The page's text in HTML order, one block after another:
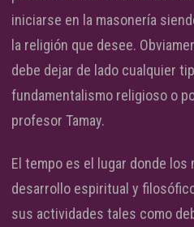
iniciarse en la masonería
la religión que desee.
debe dejar de lado cualquier
fundamentalismo religioso o
profesor Tamay.
El tempo es el lugar donde los
desarrollo espiritual y
sus actividades tales como